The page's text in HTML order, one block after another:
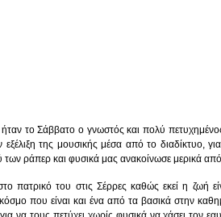
το Σάββατο ο γνωστός και πολύ
της μουσικής μέσα από το διαδίκτυο,
των ράπερ και φυσικά μας ανακοίνωσε μερικά
του στις Σέρρες καθώς εκεί η ζωή
που είναι και ένα από τα βασικά στην